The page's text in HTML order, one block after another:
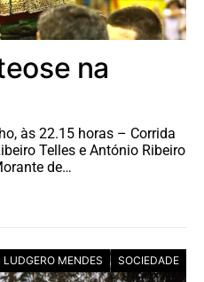
na
às 22.15 horas – Corrida
Telles e António Ribeiro
de…
LUDGERO MENDES SOCIEDADE